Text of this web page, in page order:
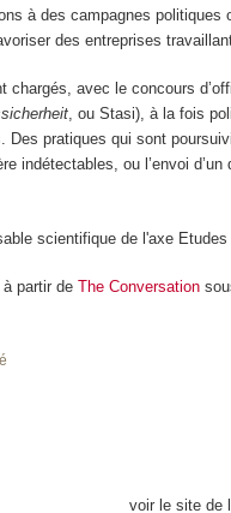
à des campagnes
des entreprises
chargés, avec le concours
, ou Stasi), à la fois
Des pratiques qui sont
indétectables, ou l’envoi
scientifique de l'axe
à partir deThe Conversation
voir le site de